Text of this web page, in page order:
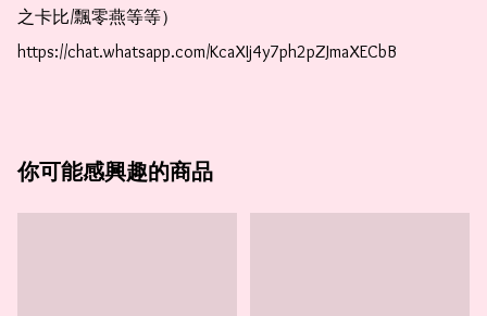
之卡比/飄零燕等等）
https://chat.whatsapp.com/KcaXIj4y7ph2pZJmaXECbB
你可能感興趣的商品